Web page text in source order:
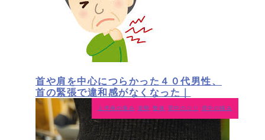
首や肩を中心につらかった４０代男性、
首の緊張で違和感がなくなった｜
上半身の痛み 姿勢 整体 背中のコリ 背中の痛み